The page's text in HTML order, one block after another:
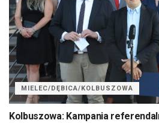
MIELEC/DĘBICA/KOLBUSZOWA
Kolbuszowa: Kampania